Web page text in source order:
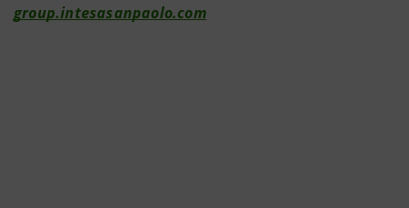
group.intesasanpaolo.com